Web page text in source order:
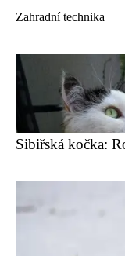
Zahradní technika
Sibiřská kočka: